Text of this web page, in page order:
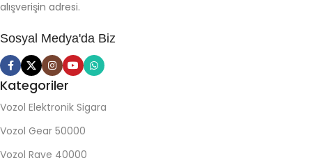
alışverişin adresi.
Sosyal Medya'da Biz
Kategoriler
Vozol Elektronik Sigara
Vozol Gear 50000
Vozol Rave 40000